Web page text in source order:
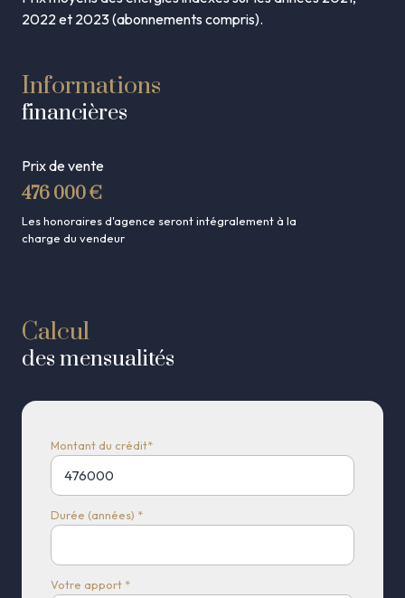
2022 et 2023 (abonnements compris).
Informations
financières
Prix de vente
476 000 €
Les honoraires d'agence seront intégralement à la
charge du vendeur
Calcul
des mensualités
Montant du crédit*
Durée (années) *
Votre apport *